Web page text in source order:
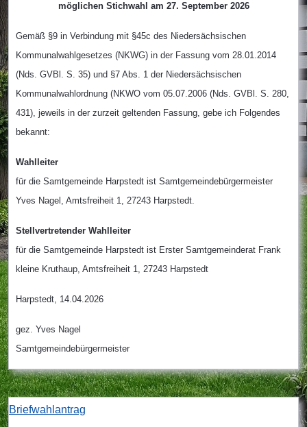
möglichen Stichwahl am 27. September 2026
Gemäß §9 in Verbindung mit §45c des Niedersächsischen
Kommunalwahlgesetzes (NKWG) in der Fassung vom 28.01.2014
(Nds. GVBl. S. 35) und §7 Abs. 1 der Niedersächsischen
Kommunalwahlordnung (NKWO vom 05.07.2006 (Nds. GVBl. S. 280,
431), jeweils in der zurzeit geltenden Fassung, gebe ich Folgendes
bekannt:
Wahlleiter
für die Samtgemeinde Harpstedt ist Samtgemeindebürgermeister
Yves Nagel, Amtsfreiheit 1, 27243 Harpstedt.
Stellvertretender Wahlleiter
für die Samtgemeinde Harpstedt ist Erster Samtgemeinderat Frank
kleine Kruthaup, Amtsfreiheit 1, 27243 Harpstedt
Harpstedt, 14.04.2026
gez. Yves Nagel
Samtgemeindebürgermeister
Briefwahlantrag